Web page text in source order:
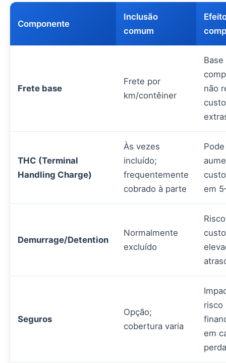
Componente
Inclusão
comum
Frete base
Frete por
km/contêiner
Base
não
THC (Terminal
Handling Charge)
Às vezes
incluído;
frequentemente
cobrado à parte
Pode
em
Demurrage/Detention
Normalmente
excluído
Seguros
Opção;
cobertura varia
risco
em
perda